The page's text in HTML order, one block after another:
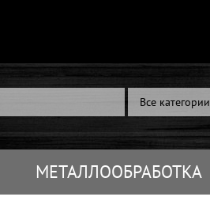
Все категории
МЕТАЛЛООБРАБОТКА